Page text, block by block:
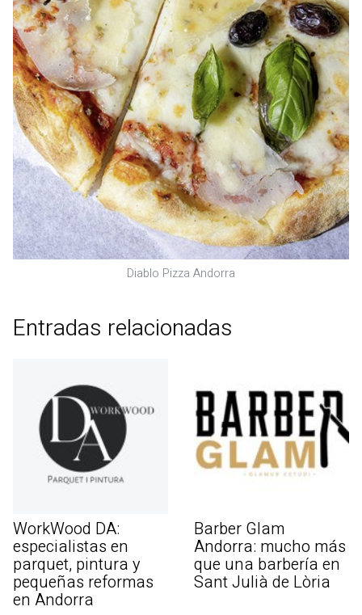
Diablo Pizza Andorra
Entradas relacionadas
WorkWood DA:
especialistas en
parquet, pintura y
pequeñas reformas
en Andorra
Barber Glam
Andorra: mucho más
que una barbería en
Sant Julià de Lòria